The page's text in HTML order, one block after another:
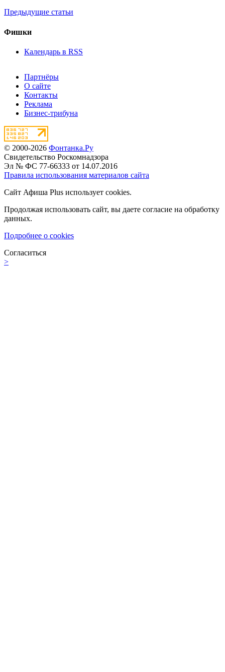
Предыдущие статьи
Фишки
Календарь в RSS
Партнёры
О сайте
Контакты
Реклама
Бизнес-трибуна
© 2000-2026 Фонтанка.Ру
Свидетельство Роскомнадзора
Эл № ФС 77-66333 от 14.07.2016
Правила использования материалов сайта
Сайт Афиша Plus использует cookies.
Продолжая использовать сайт, вы даете согласие на обработку
данных.
Подробнее о cookies
Согласиться
>